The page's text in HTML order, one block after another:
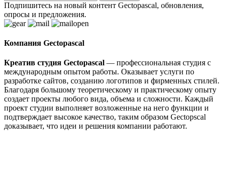
Подпишитесь на новый контент Gectopascal, обновления,
опросы и предложения.
Компания Gectopascal
Креатив студия Gectopascal — профессиональная студия c
международным опытом работы. Оказывает услуги по
разработке сайтов, созданию логотипов и фирменных стилей.
Благодаря большому теоретическому и практическому опыту
создает проекты любого вида, объема и сложности. Каждый
проект студии выполняет возложенные на него функции и
подтверждает высокое качество, таким образом Gectopscal
доказывает, что идеи и решения компании работают.